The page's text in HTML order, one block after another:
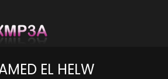
EL HELW